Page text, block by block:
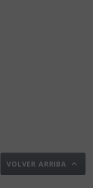
VOLVER ARRIBA 